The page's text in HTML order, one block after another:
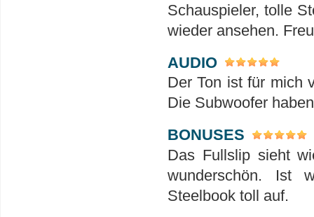
Schauspieler, tolle
wieder ansehen.
AUDIO
Der Ton ist für mich
Die Subwoofer
BONUSES
Das Fullslip sieht
wunderschön. Ist
Steelbook toll auf.